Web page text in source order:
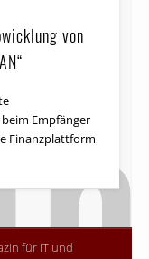
von
Empfänger
Finanzplattform
für IT und